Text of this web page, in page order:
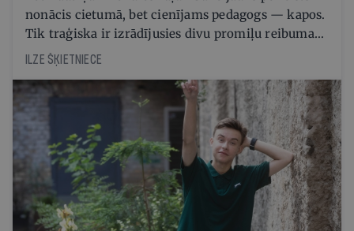
nonācis cietumā, bet cienījams pedagogs — kapos.
Tik traģiska ir izrādījusies divu promiļu reibuma
cena
ILZE ŠĶIETNIECE